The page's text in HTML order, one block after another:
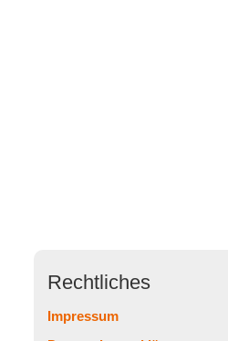
Rechtliches
Impressum